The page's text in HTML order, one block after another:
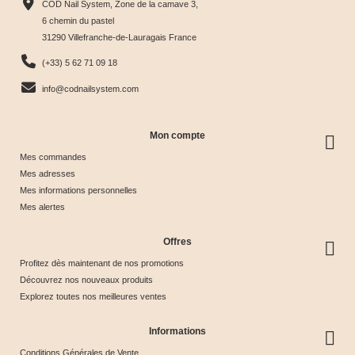
Tips &
nuancier
 
& Tips
Glow &
COD Nail System, Zone de la camave 3,
6 chemin du pastel
31290 Villefranche-de-Lauragais France
(+33) 5 62 71 09 18
info@codnailsystem.com
Mon compte
Mes commandes
Mes adresses
Mes informations personnelles
Mes alertes
Offres
Profitez dès maintenant de nos promotions
Découvrez nos nouveaux produits
Explorez toutes nos meilleures ventes
Informations
Conditions Générales de Vente